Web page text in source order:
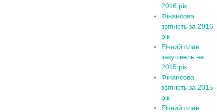
2016 рік
Фінансова
звітність за 2016
рік
Річний план
закупівель на
2015 рік
Фінансова
звітність за 2015
рік
Річний план